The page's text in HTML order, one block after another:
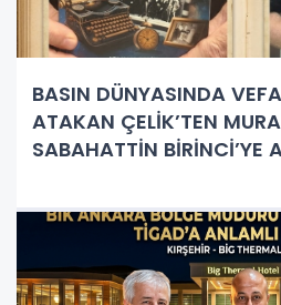
BASIN DÜNYASINDA
ATAKAN ÇELİK’TEN
SABAHATTİN BİRİNCİ’YE